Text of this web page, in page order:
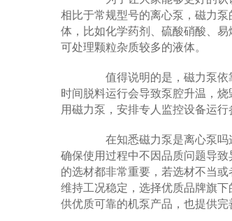
相比于常规型号的离心泵，磁力
体，比如化学药剂、硫酸硝酸、
可处理颗粒杂质较多的液体。
值得说明的是，磁力泵依
时间脱料运行会导致泵腔升温，
用磁力泵，安排专人监控设备运
在知悉磁力泵是离心泵吗
确保使用过程中不因品质问题导
的选材都非常重要，若选材不当
维持工况稳定，选择优质品牌旗
供优质可靠的机泵产品，也提供完